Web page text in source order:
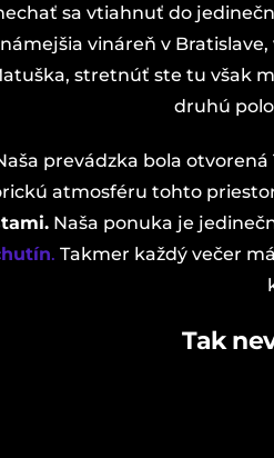
sa vtiahnuť do
vináreň v
stretnúť ste tu však
druhú
prevádzka bola
atmosféru tohto
Naša ponuka je
. Takmer každý večer
Tak